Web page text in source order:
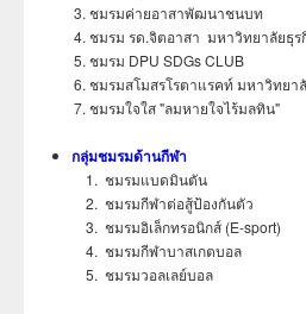
ชมรมค่ายอาสาพัฒนาชนบท
ชมรม รด.จิตอาสา มหาวิทยาลัยธุ
ชมรม DPU SDGs CLUB
ชมรมสโมสรโรตาแรคท์ มหาวิทย
ชมรมใจใส "ลมหายใจไร้มลทิน"
กลุ่มชมรมด้านกีฬา
ชมรมแบดมินตัน
ชมรมกีฬาต่อสู้ป้องกันตัว
ชมรมอิเล็กทรอนิกส์ (E-sport)
ชมรมกีฬาบาสเกตบอล
ชมรมวอลเลย์บอล